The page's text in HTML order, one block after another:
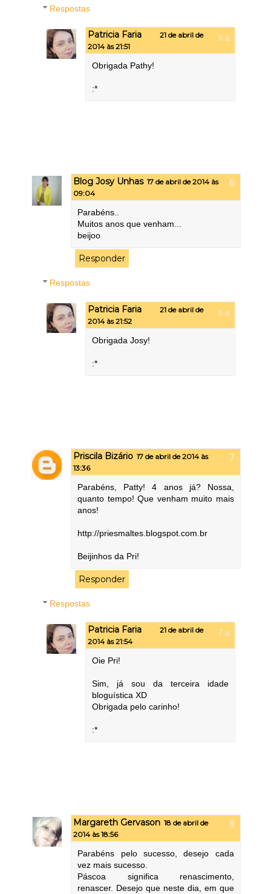
Respostas
Patricia Faria
21 de abril de
2014 às 21:51
Obrigada Pathy!
:*
Blog Josy Unhas 17 de abril de 2014 às
09:04
Parabéns..
Muitos anos que venham...
beijoo
Responder
Respostas
Patricia Faria
21 de abril de
2014 às 21:52
Obrigada Josy!
:*
Priscila Bizário 17 de abril de 2014 às
13:36
Parabéns, Patty! 4 anos já? Nossa,
quanto tempo! Que venham muito mais
anos!
http://priesmaltes.blogspot.com.br
Beijinhos da Pri!
Responder
Respostas
Patricia Faria
21 de abril de
2014 às 21:54
Oie Pri!
Sim, já sou da terceira idade
bloguística XD
Obrigada pelo carinho!
:*
Margareth Gervason 18 de abril de
2014 às 18:56
Parabéns pelo sucesso, desejo cada
vez mais sucesso.
Páscoa significa renascimento,
renascer. Desejo que neste dia, em que